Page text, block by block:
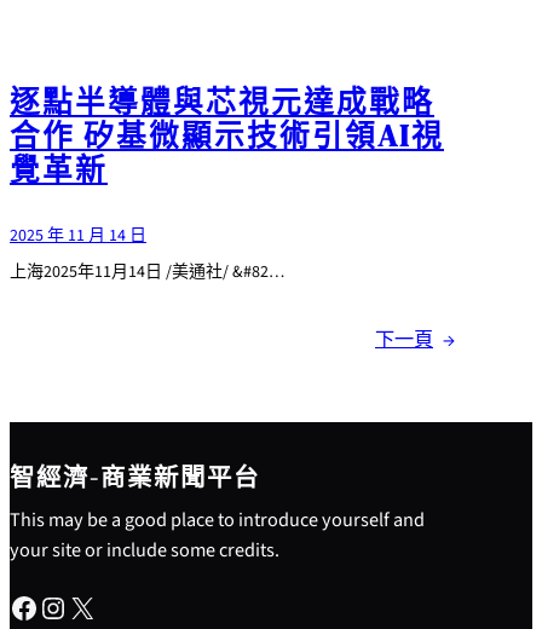
逐點半導體與芯視元達成戰略
合作 矽基微顯示技術引領AI視
覺革新
2025 年 11 月 14 日
上海2025年11月14日 /美通社/ &#82…
下一頁 →
智經濟-商業新聞平台
This may be a good place to introduce yourself and
your site or include some credits.
Facebook Instagram X